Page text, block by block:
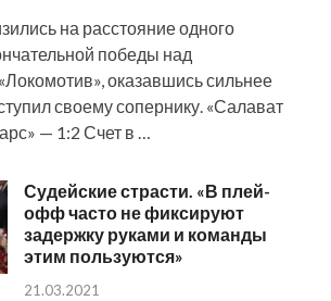
на расстояние одного
победы над
оказавшись сильнее
своему сопернику. «Салават
— 1:2 Счет в …
Судейские страсти. «В плей-
офф часто не фиксируют
задержку руками и команды
этим пользуются»
21.03.2021